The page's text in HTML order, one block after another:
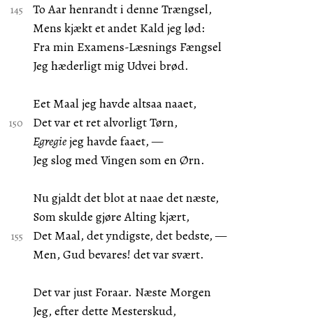
To Aar henrandt i denne Trængsel,
Mens kjækt et andet Kald jeg lød:
Fra min Examens-Læsnings Fængsel
Jeg hæderligt mig Udvei brød.
Eet Maal jeg havde altsaa naaet,
Det var et ret alvorligt Tørn,
Egregiejeg havde faaet, —
Jeg slog med Vingen som en Ørn.
Nu gjaldt det blot at naae det næste,
Som skulde gjøre Alting kjært,
Det Maal, det yndigste, det bedste, —
Men, Gud bevares! det var svært.
Det var just Foraar. Næste Morgen
Jeg, efter dette Mesterskud,